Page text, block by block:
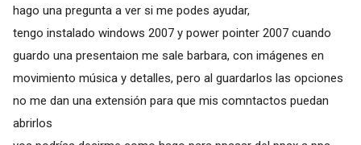
hago una pregunta a ver si me podes ayudar,
tengo instalado windows 2007 y power pointer 2007 cuando
guardo una presentaion me sale barbara, con imágenes en
movimiento música y detalles, pero al guardarlos las opciones
no me dan una extensión para que mis comntactos puedan
abrirlos